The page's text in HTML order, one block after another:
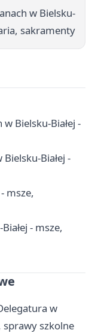
w Bielsku-
sakramenty
Bielsku-Białej -
Białej -
msze,
- msze,
w
sprawy szkolne